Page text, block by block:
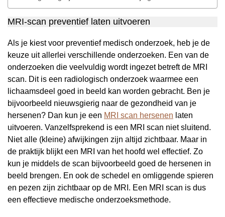
MRI-scan preventief laten uitvoeren
Als je kiest voor preventief medisch onderzoek, heb je de
keuze uit allerlei verschillende onderzoeken. Een van de
onderzoeken die veelvuldig wordt ingezet betreft de MRI
scan. Dit is een radiologisch onderzoek waarmee een
lichaamsdeel goed in beeld kan worden gebracht. Ben je
bijvoorbeeld nieuwsgierig naar de gezondheid van je
hersenen? Dan kun je een MRI scan hersenen laten
uitvoeren. Vanzelfsprekend is een MRI scan niet sluitend.
Niet alle (kleine) afwijkingen zijn altijd zichtbaar. Maar in
de praktijk blijkt een MRI van het hoofd wel effectief. Zo
kun je middels de scan bijvoorbeeld goed de hersenen in
beeld brengen. En ook de schedel en omliggende spieren
en pezen zijn zichtbaar op de MRI. Een MRI scan is dus
een effectieve medische onderzoeksmethode.